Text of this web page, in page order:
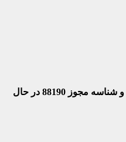
و شناسه مجوز 88190 در حال